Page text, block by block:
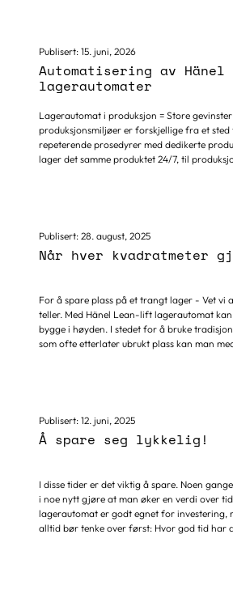
Publisert: 15. juni, 2026
Automatisering av Hänel
lagerautomater
Lagerautomat i produksjon = Store
produksjonsmiljøer er forskjellige fra et sted
repeterende prosedyrer med dedikerte
lager det samme produktet 24/7, til
Publisert: 28. august, 2025
Når hver kvadratmeter
For å spare plass på et trangt lager - Vet vi
teller. Med Hänel Lean-lift lagerautomat kan
bygge i høyden. I stedet for å bruke
som ofte etterlater ubrukt plass kan man
Den utnytter all tilgjengelig plass fra gulv til
Publisert: 12. juni, 2025
Å spare seg lykkelig!
I disse tider er det viktig å spare. Noen
i noe nytt gjøre at man øker en verdi over
lagerautomat er godt egnet for investering,
alltid bør tenke over først: Hvor god tid har